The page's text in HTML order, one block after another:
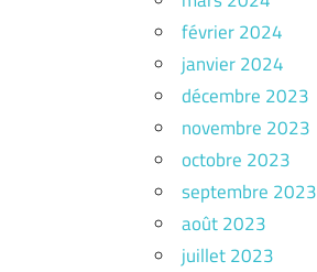
février 2024
janvier 2024
décembre 2023
novembre 2023
octobre 2023
septembre 2023
août 2023
juillet 2023